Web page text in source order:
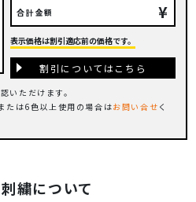
合計金額 ¥
いただけます。
たは6色以上使用の場合はお問い合せ く
表示価格は割引適応前の価格です。
割引についてはこちら
繍について